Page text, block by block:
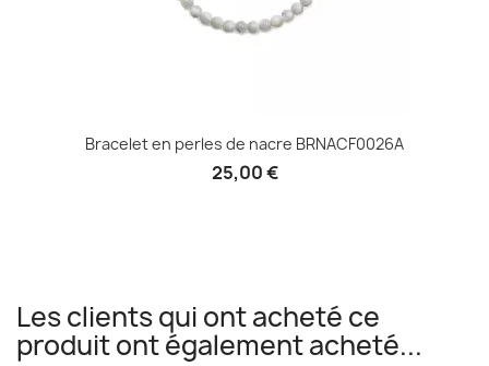
Bracelet en perles de nacre BRNACF0026A
25,00 €
Les clients qui ont acheté ce
produit ont également acheté...